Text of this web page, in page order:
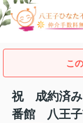
こ
祝 成約済み
番館 八王